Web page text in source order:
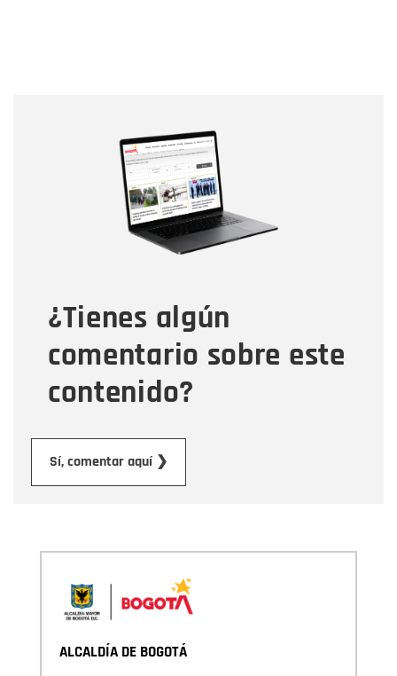
¿Tienes algún
comentario sobre este
contenido?
Sí, comentar aquí ❯
Correo electrónico
Tipo de comentario
Mensaje
ALCALDÍA DE BOGOTÁ